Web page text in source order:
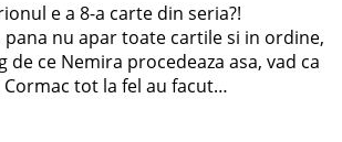
e a 8-a carte din seria?!
pana nu apar toate cartile si in ordine,
de ce Nemira procedeaza asa, vad ca
Cormac tot la fel au facut…